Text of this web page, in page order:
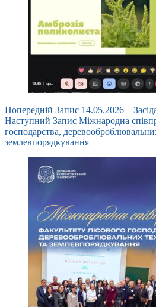
Попередній Запис 14.05.2026 –
Наступний Запис Міжнародна
господарства,
землевпорядкування